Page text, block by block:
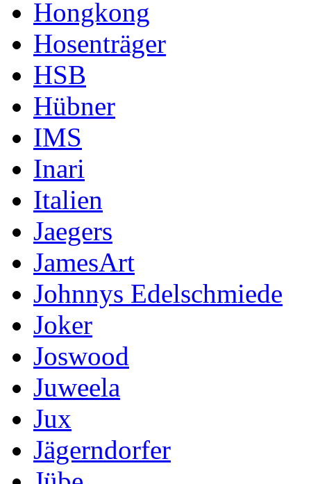
Hongkong
Hosenträger
HSB
Hübner
IMS
Inari
Italien
Jaegers
JamesArt
Johnnys Edelschmiede
Joker
Joswood
Juweela
Jux
Jägerndorfer